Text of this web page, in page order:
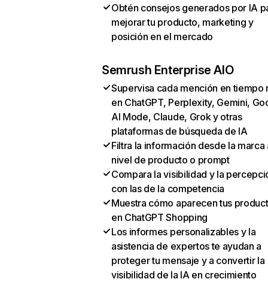
Obtén consejos generados por IA
mejorar tu producto, marketing y
posición en el mercado
Semrush Enterprise AIO
Supervisa cada mención en tiempo
en ChatGPT, Perplexity, Gemini,
AI Mode, Claude, Grok y otras
plataformas de búsqueda de IA
Filtra la información desde la marca
nivel de producto o prompt
Compara la visibilidad y la
con las de la competencia
Muestra cómo aparecen tus
en ChatGPT Shopping
Los informes personalizables y la
asistencia de expertos te ayudan a
proteger tu mensaje y a convertir la
visibilidad de la IA en crecimiento